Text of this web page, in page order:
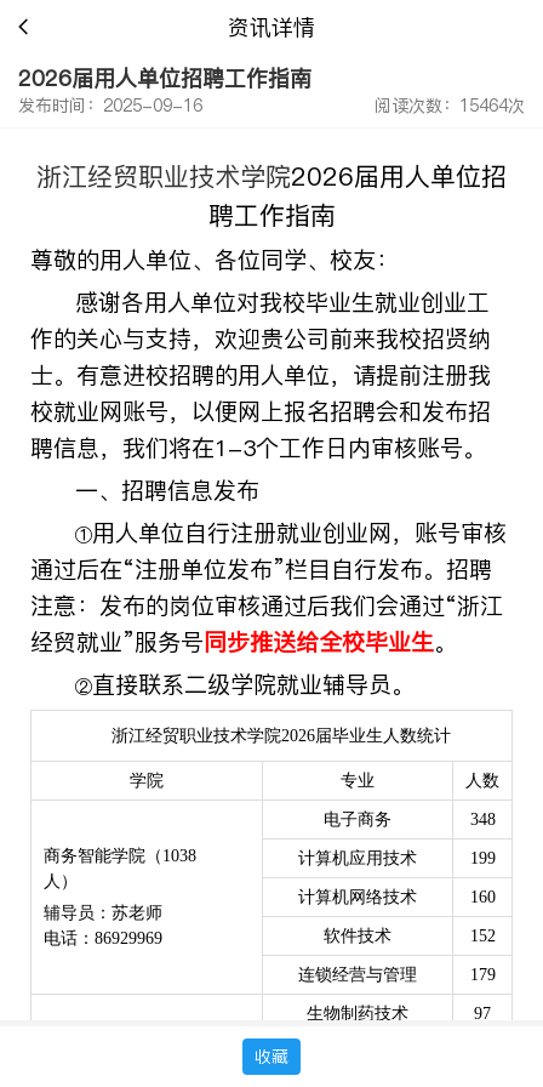
资讯详情
2026届用人单位招聘工作指南
发布时间：2025-09-16 阅读次数：15464次
浙江经贸职业技术学院2026届用人单位招
聘工作指南
尊敬的用人单位、各位同学、校友：
感谢各用人单位对我校毕业生就业创业工
作的关心与支持，欢迎贵公司前来我校招贤纳
士。有意进校招聘的用人单位，请提前注册我
校就业网账号，以便网上报名招聘会和发布招
聘信息，我们将在1-3个工作日内审核账号。
一、招聘信息发布
①用人单位自行注册就业创业网，账号审核
通过后在“注册单位发布”栏目自行发布。招聘
注意：发布的岗位审核通过后我们会通过“浙江
经贸就业”服务号同步推送给全校毕业生。
②直接联系二级学院就业辅导员。
浙江经贸职业技术学院2026届毕业生人数统计
学院 专业 人数
商务智能学院（ 1038
人）
辅导员：苏老师
电话： 86929969
电子商务 348
计算机应用技术 199
计算机网络技术 160
软件技术 152
连锁经营与管理 179
363人）
生物制药技术 97
收藏